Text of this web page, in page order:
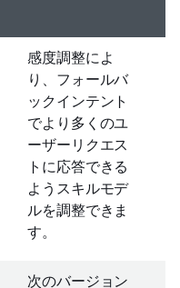
感度調整によ
り、フォールバ
ックインテント
でより多くのユ
ーザーリクエス
トに応答できる
ようスキルモデ
ルを調整できま
す。
次のバージョン